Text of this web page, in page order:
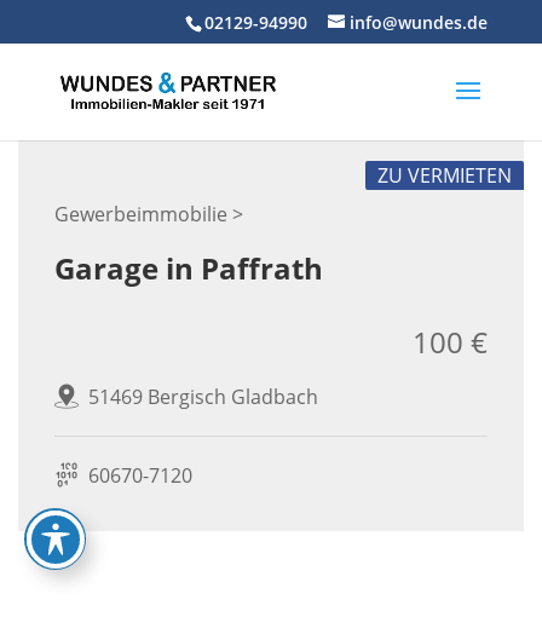
02129-94990 info@wundes.de
Gewerbeimmobilie >
ZU VERMIETEN
Garage in Paffrath
51469 Bergisch Gladbach
100 €
60670-7120